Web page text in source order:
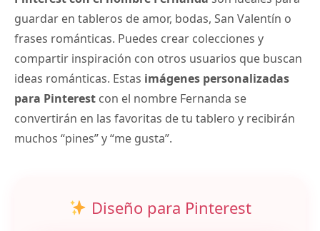
guardar en tableros de amor, bodas, San Valentín o
frases románticas. Puedes crear colecciones y
compartir inspiración con otros usuarios que buscan
ideas románticas. Estas imágenes personalizadas
para Pinterest con el nombre Fernanda se
convertirán en las favoritas de tu tablero y recibirán
muchos “pines” y “me gusta”.
Diseño para Pinterest